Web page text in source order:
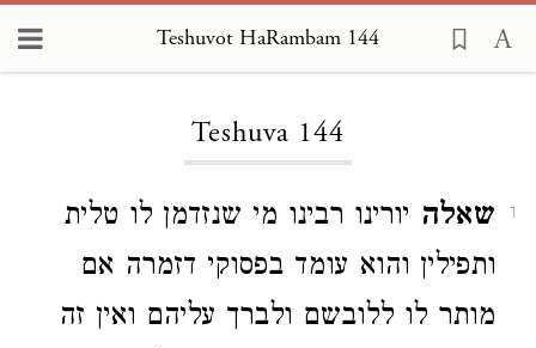
Teshuvot HaRambam 144
Teshuva 144
1 שאלה יורינו רבינו מי שנזדמן לו טלית
ותפילין והוא עומד בפסוקי דזמרה אם
מותר לו ללובשם ולברך עליהם ואין זה